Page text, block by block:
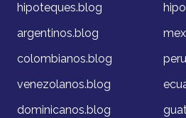
hipoteques.blog
argentinos.blog
colombianos.blog
venezolanos.blog
dominicanos.blog